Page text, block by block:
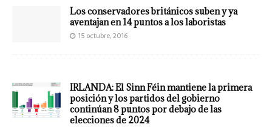
Los conservadores británicos suben y ya
aventajan en 14 puntos a los laboristas
15 octubre, 2016
IRLANDA: El Sinn Féin mantiene la primera
posición y los partidos del gobierno
continúan 8 puntos por debajo de las
elecciones de 2024